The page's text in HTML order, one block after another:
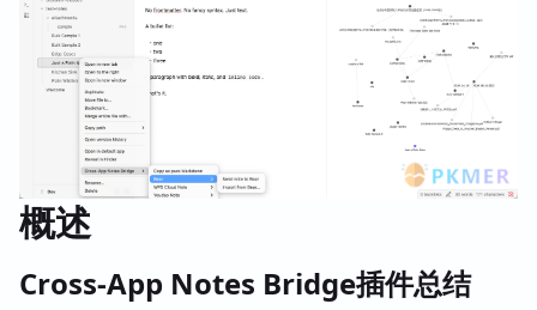
概述
Cross-App Notes Bridge插件总结